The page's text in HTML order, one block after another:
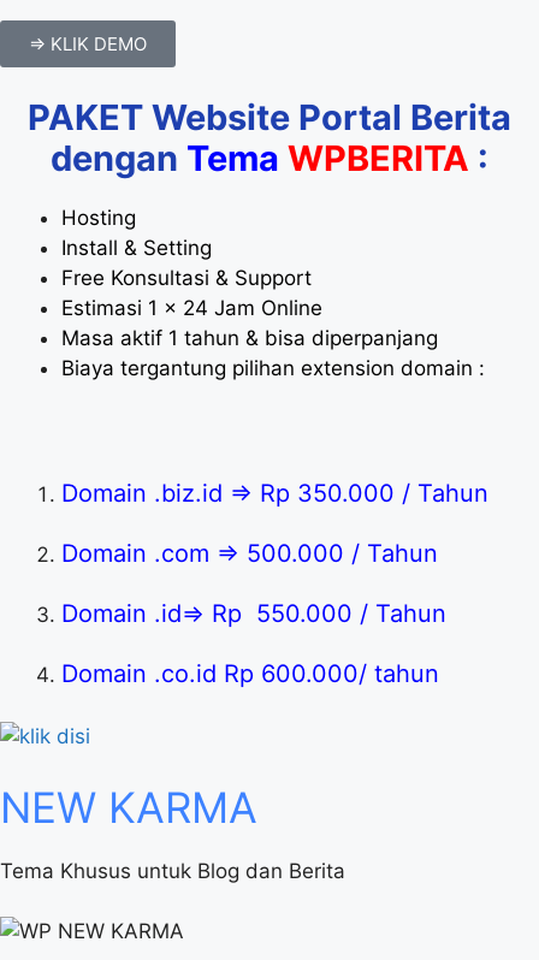
=> KLIK DEMO
PAKET Website Portal Berita
dengan Tema WPBERITA :
Hosting
Install & Setting
Free Konsultasi & Support
Estimasi 1 x 24 Jam Online
Masa aktif 1 tahun & bisa diperpanjang
Biaya tergantung pilihan extension domain :
Domain .biz.id => Rp 350.000 / Tahun
Domain .com => 500.000 / Tahun
Domain .id=> Rp 550.000 / Tahun
Domain .co.id Rp 600.000/ tahun
NEW KARMA
Tema Khusus untuk Blog dan Berita